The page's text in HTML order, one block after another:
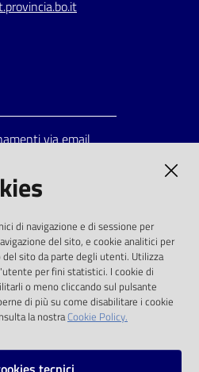
via email
dalla direttiva
e dal d.lgs. 36/2006
di navigazione e di sessione per
del sito, e cookie analitici per
sito da parte degli utenti. Utilizza
per fini statistici. I cookie di
o meno cliccando sul pulsante
di più su come disabilitare i cookie
la nostraCookie Policy.